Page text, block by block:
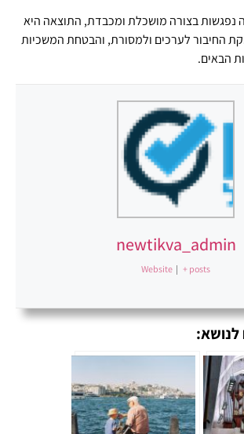
נפגשות בצורה מושכלת ומכבדת, התוצאה היא
החיבור לערכים ולמסורת, והבטחת המשכיות
הבאים.
newtikva_admin
Website | + posts
לנושא: